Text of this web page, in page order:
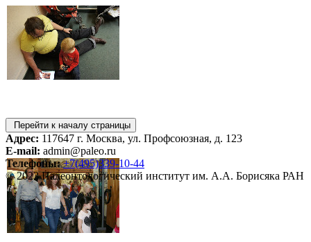
Перейти к началу страницы
Адрес: 117647 г. Москва, ул. Профсоюзная, д. 123
E-mail: admin@paleo.ru
Телефоны: +7(495)339-10-44
© 2023 Палеонтологический институт им. А.А. Борисяка РАН